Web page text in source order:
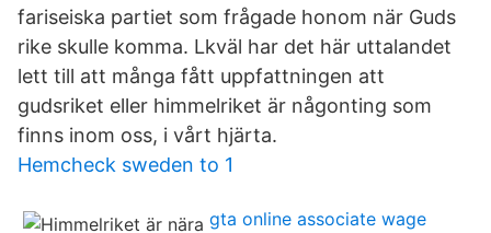
fariseiska partiet som frågade honom när Guds
rike skulle komma. Lkväl har det här uttalandet
lett till att många fått uppfattningen att
gudsriket eller himmelriket är någonting som
finns inom oss, i vårt hjärta.
Hemcheck sweden to 1
gta online associate wage